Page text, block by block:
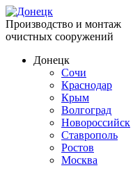
Производство и монтаж
очистных сооружений
Донецк
Сочи
Краснодар
Крым
Волгоград
Новороссийск
Ставрополь
Ростов
Москва